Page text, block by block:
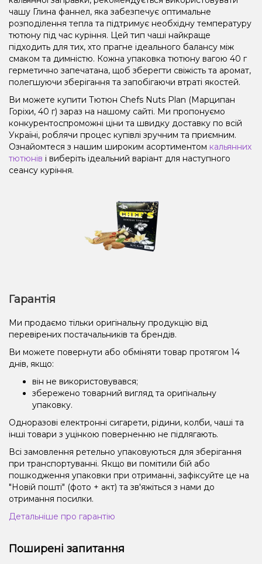
чашу Глина фаннел, яка забезпечує оптимальне
розподілення тепла та підтримує необхідну температуру
тютюну під час куріння. Цей тип чаші найкраще
підходить для тих, хто прагне ідеального балансу між
смаком та димністю. Кожна упаковка тютюну вагою 40 г
герметично запечатана, щоб зберегти свіжість та аромат,
полегшуючи зберігання та запобігаючи втраті якостей.
Ви можете купити Тютюн Chefs Nuts Plan (Марципан
Горіхи, 40 г) зараз на нашому сайті. Ми пропонуємо
конкурентоспроможні ціни та швидку доставку по всій
Україні, роблячи процес купівлі зручним та приємним.
Ознайомтеся з нашим широким асортиментом кальянних
тютюнів і виберіть ідеальний варіант для наступного
сеансу куріння.
Гарантія
Ми продаємо тільки оригінальну продукцію від
перевірених постачальників та брендів.
Ви можете повернути або обміняти товар протягом 14
днів, якщо:
він не використовувався;
збережено товарний вигляд та оригінальну
упаковку.
Одноразові електронні сигарети, рідини, колби, чаші та
інші товари з уцінкою поверненню не підлягають.
Всі замовлення ретельно упаковуються для зберігання
при транспортуванні. Якщо ви помітили бій або
пошкодження упаковки при отриманні, зафіксуйте це на
"Новій пошті" (фото + акт) та зв'яжіться з нами до
отримання посилки.
Детальніше про гарантію
Поширені запитання